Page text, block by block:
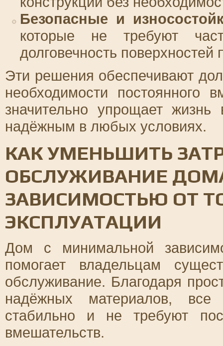
Безопасные и
которые не требуют
долговечность
Эти решения обеспечивают
необходимости постоянного
значительно упрощает
надёжным в любых условиях.
КАК УМЕНЬШИТЬ
ОБСЛУЖИВАНИЕ
ЗАВИСИМОСТЬЮ ОТ
ЭКСПЛУАТАЦИИ
Дом с минимальной
помогает владельцам
обслуживание. Благодаря
надёжных материалов,
стабильно и не требуют
вмешательств.